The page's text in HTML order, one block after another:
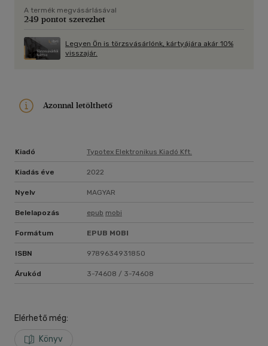
A termék megvásárlásával
249 pontot szerezhet
Legyen Ön is törzsvásárlónk, kártyájára akár 10%
visszajár.
Azonnal letölthető
Kiadó Typotex Elektronikus Kiadó Kft.
Kiadás éve 2022
Nyelv MAGYAR
Belelapozás epub mobi
Formátum EPUB MOBI
ISBN 9789634931850
Árukód 3-74608 / 3-74608
Elérhető még:
Könyv